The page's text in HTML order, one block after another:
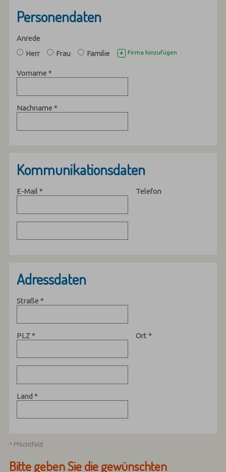
Personendaten
Anrede
Herr
Frau Familie + Firma hinzufügen
Vorname*
Nachname*
Kommunikationsdaten
E-Mail* Telefon
Adressdaten
Straße*
PLZ* Ort *
Land*
* Pflichtfeld
Bitte geben Sie die gewünschten